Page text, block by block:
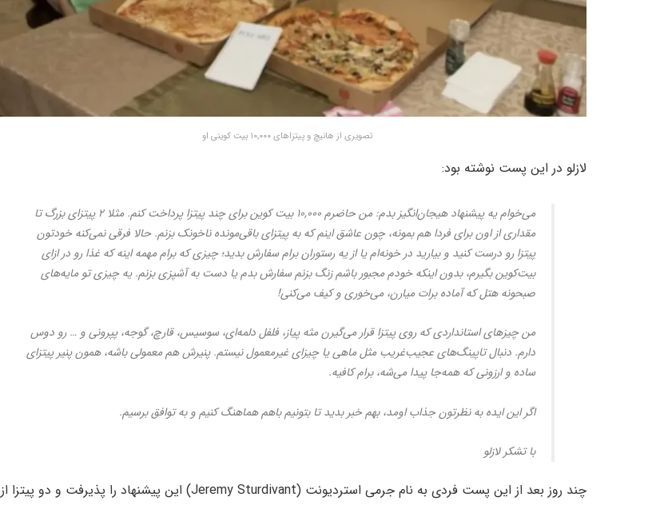
تصویری از هانیچ و پیتزاهای ۱۰٬۰۰۰ بیت کوینی او
لازلو در این پست نوشته بود:
می‌خوام یه پیشنهاد هیجان‌انگیز بدم: من حاضرم ۱۰,۰۰۰ بیت کوین برای چند پیتزا پرداخت کنم. مثلا ۲ پیتزای بزرگ تا
مقداری از اون برای فردا هم بمونه، چون عاشق اینم که به پیتزای باقی‌مونده ناخونک بزنم. حالا فرقی نمی‌کنه خودتون
پیتزا رو درست کنید و بیارید در خونه‌ام یا از یه رستوران برام سفارش بدید؛ چیزی که برام مهمه اینه که غذا رو در ازای
بیت‌کوین بگیرم، بدون اینکه خودم مجبور باشم زنگ بزنم سفارش بدم یا دست به آشپزی بزنم. یه چیزی تو مایه‌های
صبحونه هتل که آماده برات میارن، می‌خوری و کیف می‌کنی!
من چیزهای استانداردی که روی پیتزا قرار می‌گیرن مثه پیاز، فلفل دلمه‌ای، سوسیس، قارچ، گوجه، پپرونی و … رو دوس
دارم. دنبال تاپینگ‌های عجیب‌غریب مثل ماهی یا چیزای غیرمعمول نیستم. پنیرش هم معمولی باشه، همون پنیر پیتزای
ساده و ارزونی که همه‌جا پیدا می‌شه، برام کافیه.
اگر این ایده به نظرتون جذاب اومد، بهم خبر بدید تا بتونیم باهم هماهنگ کنیم و به توافق برسیم.
با تشکر لازلو
چند روز بعد از این پست فردی به نام جرمی استردیونت (Jeremy Sturdivant) این پیشنهاد را پذیرفت و دو پیتزا از